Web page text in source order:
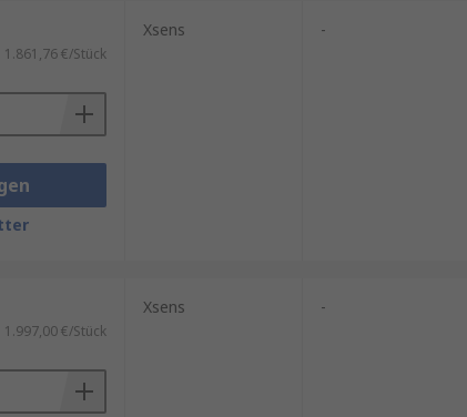
1.861,76 €/Stück
Xsens -
1.997,00 €/Stück
Xsens -